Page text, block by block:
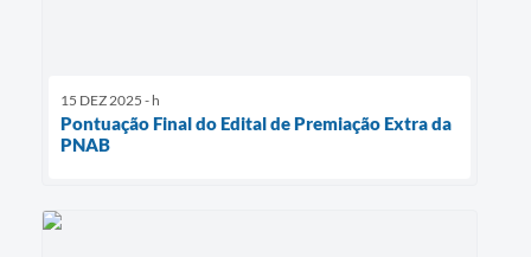
15 DEZ 2025 - h
Pontuação Final do Edital de Premiação Extra da
PNAB